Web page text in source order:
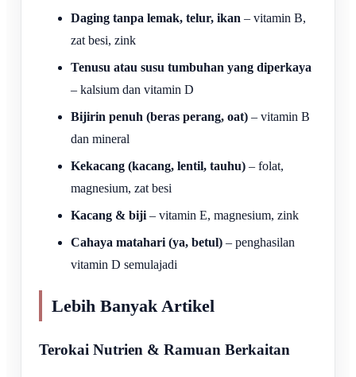
Daging tanpa lemak, telur, ikan – vitamin B,
zat besi, zink
Tenusu atau susu tumbuhan yang diperkaya
– kalsium dan vitamin D
Bijirin penuh (beras perang, oat) – vitamin B
dan mineral
Kekacang (kacang, lentil, tauhu) – folat,
magnesium, zat besi
Kacang & biji – vitamin E, magnesium, zink
Cahaya matahari (ya, betul) – penghasilan
vitamin D semulajadi
Lebih Banyak Artikel
Terokai Nutrien & Ramuan Berkaitan